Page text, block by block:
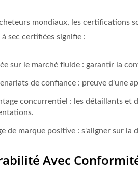
mondiaux, les certifications
sec certifiées signifie :
sur le marché fluide : garantir la
de confiance : preuve d'une
concurrentiel : les détaillants et
de marque positive : s'aligner sur
Avec